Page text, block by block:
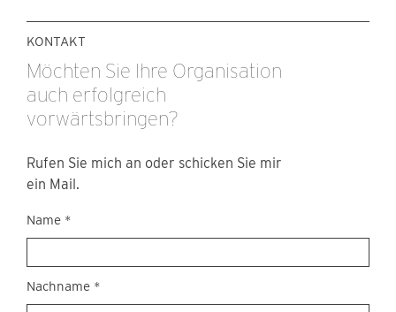
KONTAKT
Möchten Sie Ihre Organisation
auch erfolgreich
vorwärtsbringen?
Rufen Sie mich an oder schicken Sie mir
ein Mail.
Kontakt
Name *
Nachname *